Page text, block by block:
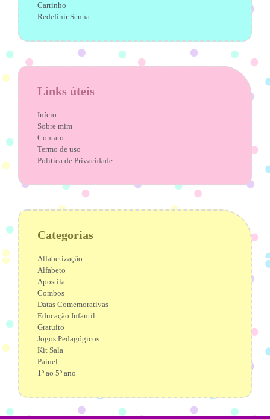
Carrinho
Redefinir Senha
Links úteis
Início
Sobre mim
Contato
Termo de uso
Política de Privacidade
Categorias
Alfabetização
Alfabeto
Apostila
Combos
Datas Comemorativas
Educação Infantil
Gratuito
Jogos Pedagógicos
Kit Sala
Painel
1º ao 5º ano